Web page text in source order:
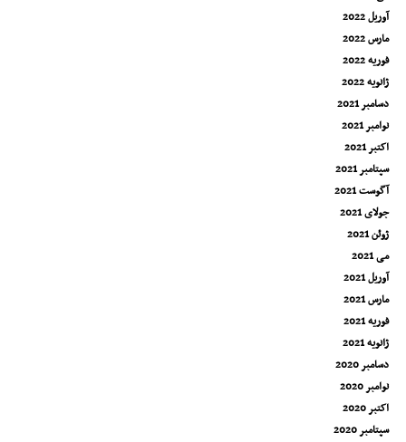
آوریل 2022
مارس 2022
فوریه 2022
ژانویه 2022
دسامبر 2021
نوامبر 2021
اکتبر 2021
سپتامبر 2021
آگوست 2021
جولای 2021
ژوئن 2021
می 2021
آوریل 2021
مارس 2021
فوریه 2021
ژانویه 2021
دسامبر 2020
نوامبر 2020
اکتبر 2020
سپتامبر 2020